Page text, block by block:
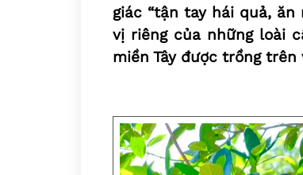
giác “tận tay hái quả,
vị riêng của những loài
miền Tây được trồng trên